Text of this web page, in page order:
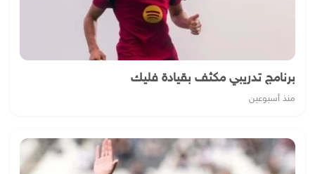
برنامج تدريبي مكثف بقيادة فليك
منذ أسبوعين